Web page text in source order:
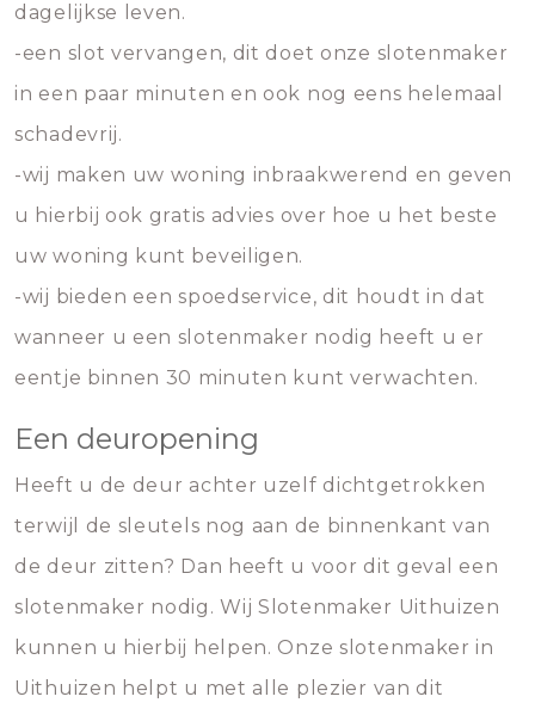
dagelijkse leven.
-een slot vervangen, dit doet onze slotenmaker
in een paar minuten en ook nog eens helemaal
schadevrij.
-wij maken uw woning inbraakwerend en geven
u hierbij ook gratis advies over hoe u het beste
uw woning kunt beveiligen.
-wij bieden een spoedservice, dit houdt in dat
wanneer u een slotenmaker nodig heeft u er
eentje binnen 30 minuten kunt verwachten.
Een deuropening
Heeft u de deur achter uzelf dichtgetrokken
terwijl de sleutels nog aan de binnenkant van
de deur zitten? Dan heeft u voor dit geval een
slotenmaker nodig. Wij Slotenmaker Uithuizen
kunnen u hierbij helpen. Onze slotenmaker in
Uithuizen helpt u met alle plezier van dit